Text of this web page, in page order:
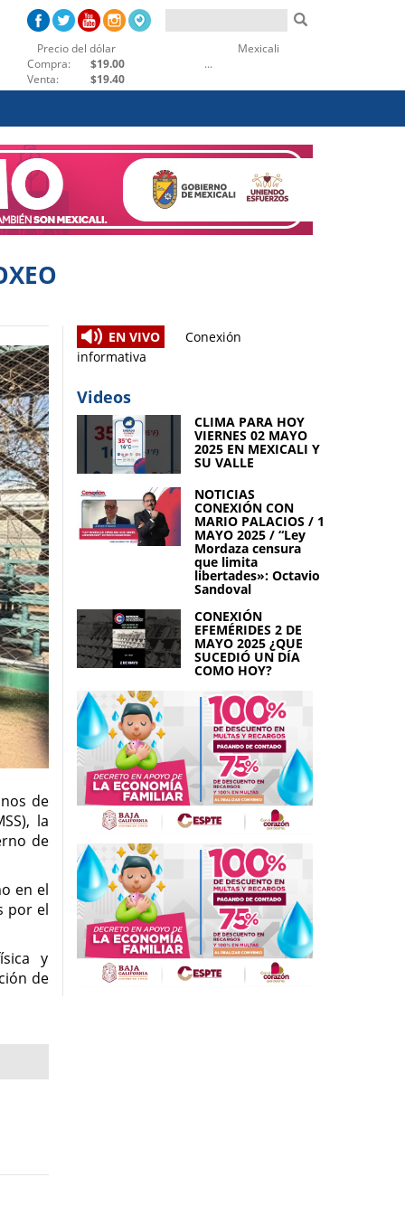
Precio del dólar
Compra:
$19.00
Venta:
$19.40
...
de
la
de
en el
por el
y
de
EN VIVO
Conexión
informativa
Videos
CLIMA PARA HOY
VIERNES 02 MAYO
2025 EN MEXICALI Y
SU VALLE
NOTICIAS
CONEXIÓN CON
MARIO PALACIOS / 1
MAYO 2025 / “Ley
Mordaza censura
que limita
libertades»: Octavio
Sandoval
CONEXIÓN
EFEMÉRIDES 2 DE
MAYO 2025 ¿QUE
SUCEDIÓ UN DÍA
COMO HOY?